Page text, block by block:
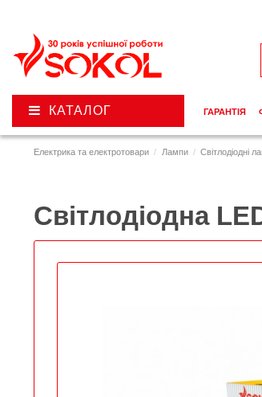
Електрика та електротовари Лампи Світлодіодні
Світлодіодна
КАТАЛОГ ГАРАНТІЯ